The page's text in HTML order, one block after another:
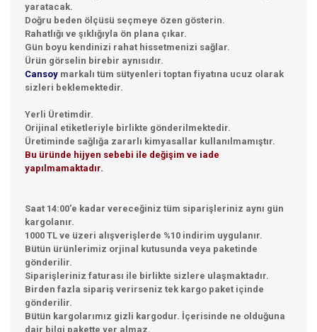
yaratacak.
Doğru beden ölçüsü seçmeye özen gösterin.
Rahatlığı ve şıklığıyla ön plana çıkar.
Gün boyu kendinizi rahat hissetmenizi sağlar.
Ürün görselin birebir aynısıdır.
Cansoy markalı tüm sütyenleri toptan fiyatına ucuz olarak
sizleri beklemektedir.
Yerli Üretimdir.
Orijinal etiketleriyle birlikte gönderilmektedir.
Üretiminde sağlığa zararlı kimyasallar kullanılmamıştır.
Bu üründe hijyen sebebi ile değişim ve iade
yapılmamaktadır.
Saat 14:00'e kadar vereceğiniz tüm siparişleriniz aynı gün
kargolanır.
1000 TL ve üzeri alışverişlerde %10 indirim uygulanır.
Bütün ürünlerimiz orjinal kutusunda veya paketinde
gönderilir.
Siparişleriniz faturası ile birlikte sizlere ulaşmaktadır.
Birden fazla sipariş verirseniz tek kargo paket içinde
gönderilir.
Bütün kargolarımız gizli kargodur. İçerisinde ne olduğuna
dair bilgi pakette yer almaz.